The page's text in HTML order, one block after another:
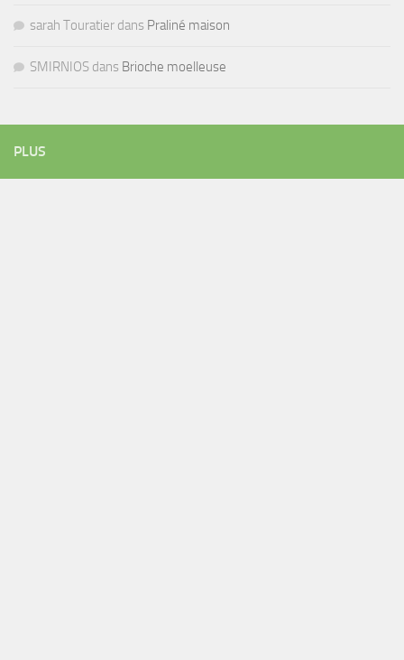
sarah Touratier dans Praliné maison
SMIRNIOS dans Brioche moelleuse
PLUS